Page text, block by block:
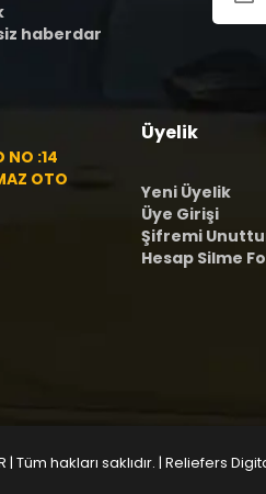
haberdar
NO :14
OTO
Üyelik
Yeni Üyelik
Üye Girişi
Şifremi
Hesap Silme
| Tüm hakları saklıdır. | Reliefers